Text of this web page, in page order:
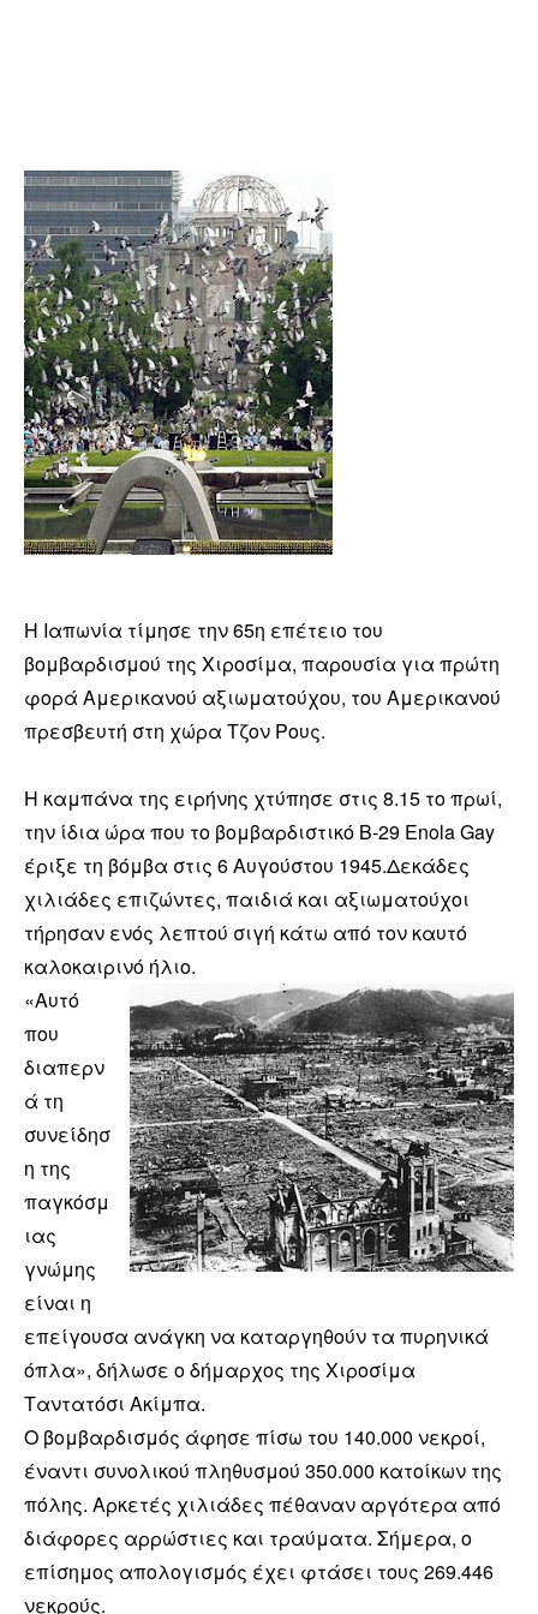
Η Ιαπωνία τίμησε την 65η επέτειο του
βομβαρδισμού της Χιροσίμα, παρουσία για πρώτη
φορά Αμερικανού αξιωματούχου, του Αμερικανού
πρεσβευτή στη χώρα Τζον Ρους.
Η καμπάνα της ειρήνης χτύπησε στις 8.15 το πρωί,
την ίδια ώρα που το βομβαρδιστικό Β-29 Enola Gay
έριξε τη βόμβα στις 6 Αυγούστου 1945.Δεκάδες
χιλιάδες επιζώντες, παιδιά και αξιωματούχοι
τήρησαν ενός λεπτού σιγή κάτω από τον καυτό
καλοκαιρινό ήλιο.
«Αυτό
που
διαπερν
ά τη
συνείδησ
η της
παγκόσμ
ιας
γνώμης
είναι η
επείγουσα ανάγκη να καταργηθούν τα πυρηνικά
όπλα», δήλωσε ο δήμαρχος της Χιροσίμα
Ταντατόσι Ακίμπα.
Ο βομβαρδισμός άφησε πίσω του 140.000 νεκροί,
έναντι συνολικού πληθυσμού 350.000 κατοίκων της
πόλης. Αρκετές χιλιάδες πέθαναν αργότερα από
διάφορες αρρώστιες και τραύματα. Σήμερα, ο
επίσημος απολογισμός έχει φτάσει τους 269.446
νεκρούς.